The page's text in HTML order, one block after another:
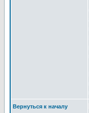
Вернуться к началу